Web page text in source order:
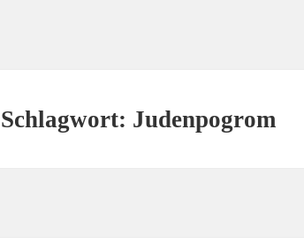
Schlagwort: Judenpogrom